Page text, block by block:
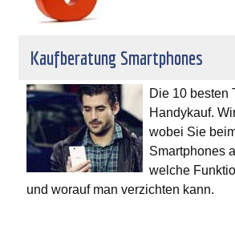
Kaufberatung Smartphones
Die 10 besten
Handykauf.
wobei Sie
Smartphones
welche
und worauf man verzichten kann.